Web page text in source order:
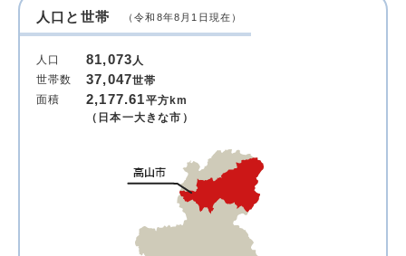
人口と世帯 （令和8年8月1日現在）
人口 81,073人
世帯数
37,047世帯
面積
2,177.61平方km
（日本一大きな市）